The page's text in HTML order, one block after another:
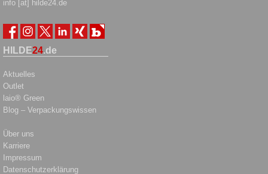
info [at] hilde24.de
HILDE24.de
Aktuelles
Outlet
laio® Green
Blog – Verpackungswissen
Über uns
Karriere
Impressum
Datenschutzerklärung